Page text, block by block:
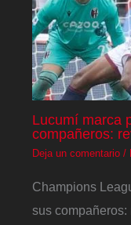
Lucumí marca
compañeros:
Deja un comentario /
Champions
sus